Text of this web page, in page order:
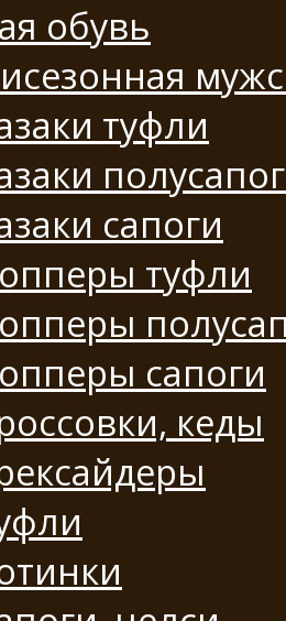
обувь
туфли
сапоги
туфли
сапоги
кеды